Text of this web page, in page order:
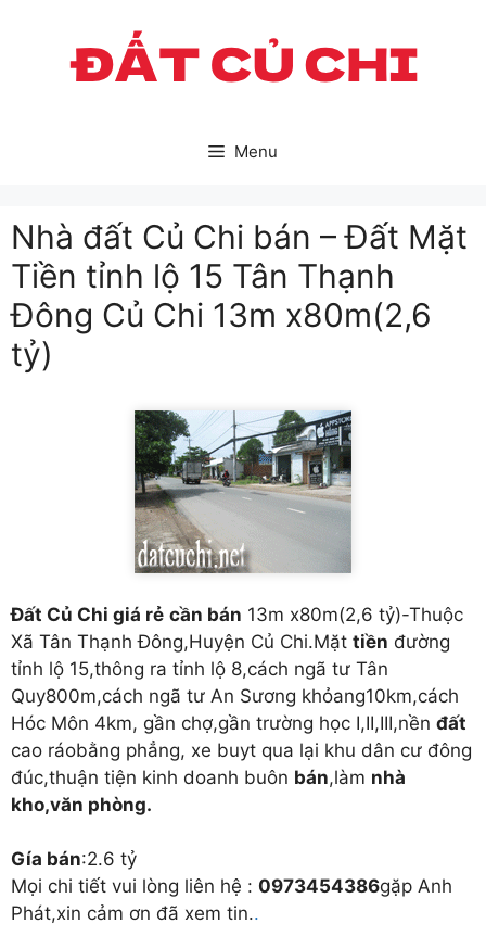
Menu
Nhà đất Củ Chi bán – Đất Mặt
Tiền tỉnh lộ 15 Tân Thạnh
Đông Củ Chi 13m x80m(2,6
tỷ)
Đất Củ Chi giá rẻ cần bán 13m x80m(2,6 tỷ)-Thuộc
Xã Tân Thạnh Đông,Huyện Củ Chi.Mặt tiền đường
tỉnh lộ 15,thông ra tỉnh lộ 8,cách ngã tư Tân
Quy800m,cách ngã tư An Sương khỏang10km,cách
Hóc Môn 4km, gần chợ,gần trường học I,II,III,nền đất
cao ráobằng phẳng, xe buyt qua lại khu dân cư đông
đúc,thuận tiện kinh doanh buôn bán,làm nhà
kho,văn phòng.
Gía bán:2.6 tỷ
Mọi chi tiết vui lòng liên hệ : 0973454386gặp Anh
Phát,xin cảm ơn đã xem tin..